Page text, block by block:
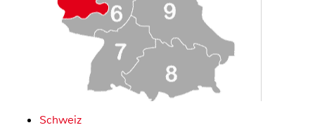
Schweiz